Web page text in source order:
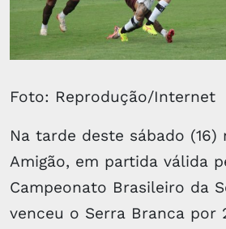
Foto: Reprodução/Internet
Na tarde deste sábado (16)
Amigão, em partida válida
Campeonato Brasileiro da
venceu o Serra Branca por